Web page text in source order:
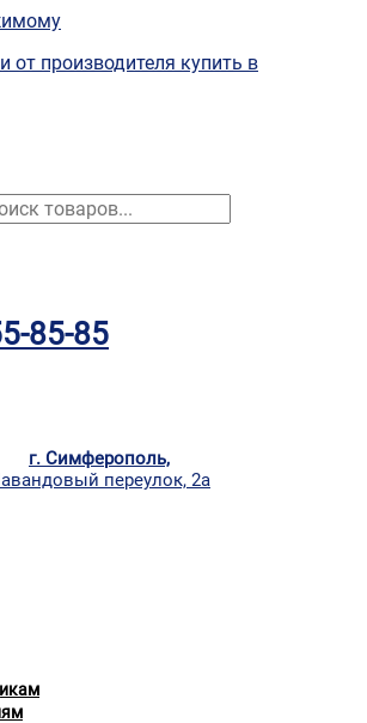
от производителя купить в
85-85
г. Симферополь,
переулок, 2а